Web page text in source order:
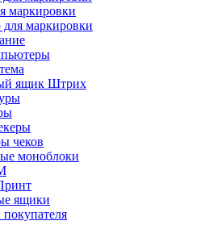
маркировки
маркировки
ящик Штрих
чеков
моноблоки
ящики